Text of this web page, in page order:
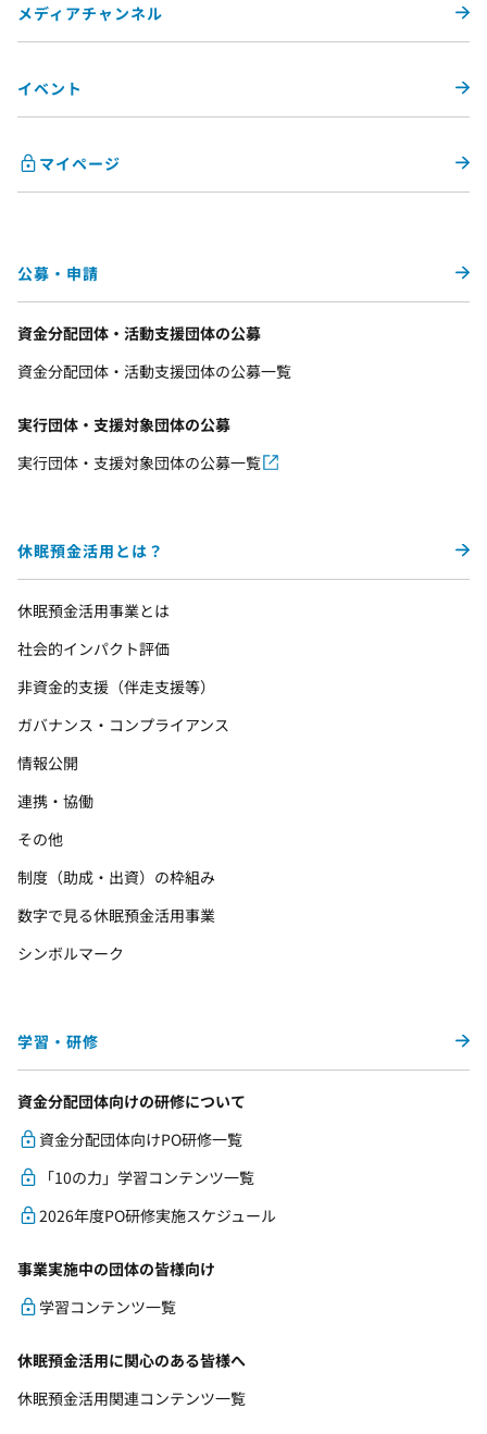
メディアチャンネル
イベント
マイページ
公募・申請
資金分配団体・活動支援団体の公募
資金分配団体・活動支援団体の公募一覧
実行団体・支援対象団体の公募
実行団体・支援対象団体の公募一覧
休眠預金活用とは？
休眠預金活用事業とは
社会的インパクト評価
非資金的支援（伴走支援等）
ガバナンス・コンプライアンス
情報公開
連携・協働
その他
制度（助成・出資）の枠組み
数字で見る休眠預金活用事業
シンボルマーク
学習・研修
資金分配団体向けの研修について
資金分配団体向けPO研修一覧
「10の力」学習コンテンツ一覧
2026年度PO研修実施スケジュール
事業実施中の団体の皆様向け
学習コンテンツ一覧
休眠預金活用に関心のある皆様へ
休眠預金活用関連コンテンツ一覧